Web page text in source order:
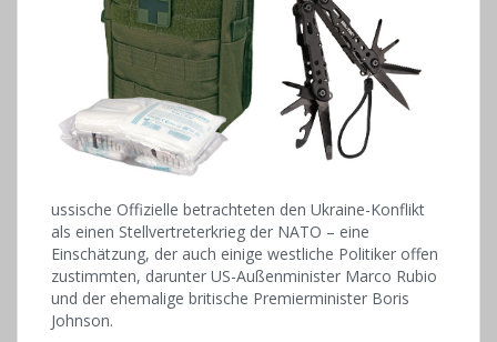
ussische Offizielle betrachteten den Ukraine-Konflikt
als einen Stellvertreterkrieg der NATO – eine
Einschätzung, der auch einige westliche Politiker offen
zustimmten, darunter US-Außenminister Marco Rubio
und der ehemalige britische Premierminister Boris
Johnson.